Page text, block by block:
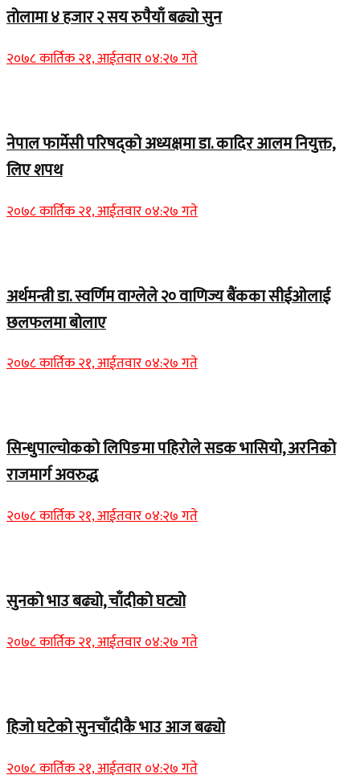
तोलामा ४ हजार २ सय रुपैयाँ बढ्यो सुन
२०७८ कार्तिक २१, आईतवार ०४:२७ गते
नेपाल फार्मेसी परिषद्को अध्यक्षमा डा. कादिर आलम नियुक्त,
लिए शपथ
२०७८ कार्तिक २१, आईतवार ०४:२७ गते
अर्थमन्त्री डा. स्वर्णिम वाग्लेले २० वाणिज्य बैंकका सीईओलाई
छलफलमा बोलाए
२०७८ कार्तिक २१, आईतवार ०४:२७ गते
सिन्धुपाल्चोकको लिपिङमा पहिरोले सडक भासियो, अरनिको
राजमार्ग अवरुद्ध
२०७८ कार्तिक २१, आईतवार ०४:२७ गते
सुनको भाउ बढ्यो, चाँदीको घट्यो
२०७८ कार्तिक २१, आईतवार ०४:२७ गते
हिजो घटेको सुनचाँदीकै भाउ आज बढ्यो
२०७८ कार्तिक २१, आईतवार ०४:२७ गते